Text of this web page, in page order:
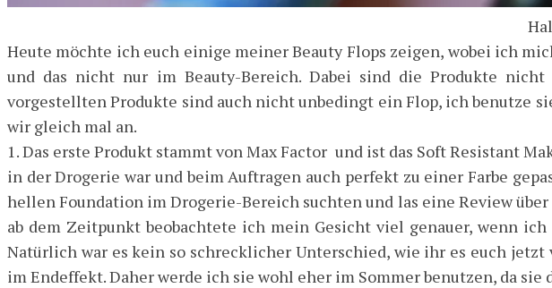
Heute möchte ich euch einige meiner Beauty Flops zeigen, wobei ich
und das nicht nur im Beauty-Bereich. Dabei sind die Produkte
vorgestellten Produkte sind auch nicht unbedingt ein Flop, ich benutze
wir gleich mal an.
1. Das erste Produkt stammt von Max Factor und ist das Soft Resistant
in der Drogerie war und beim Auftragen auch perfekt zu einer Farbe
hellen Foundation im Drogerie-Bereich suchten und las eine Review
ab dem Zeitpunkt beobachtete ich mein Gesicht viel genauer, wenn
Natürlich war es kein so schrecklicher Unterschied, wie ihr es euch
im Endeffekt. Daher werde ich sie wohl eher im Sommer benutzen, da